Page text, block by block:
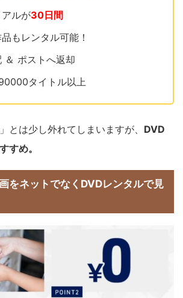
ルが30日間
もレンタル可能！
＆ ポストへ返却
タイトル以上
とは少し外れてしまいますが、 DVD
すめ。
をネットでなくDVDレンタルで見